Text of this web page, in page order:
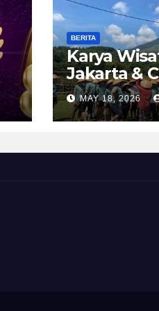
BERITA
Karya
Jakarta &
MAY 18, 2026